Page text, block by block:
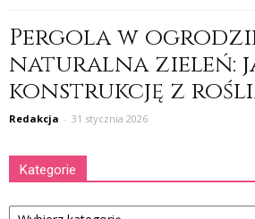
Pergola w
naturalna zieleń:
konstrukcję z
Redakcja - 31 stycznia 2026
Kategorie
Kategorie